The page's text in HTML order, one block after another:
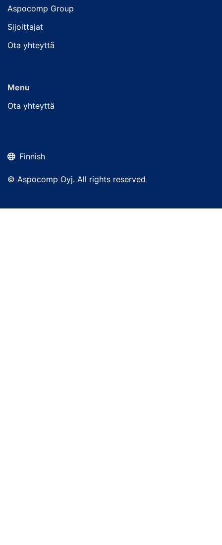
Aspocomp Group
Sijoittajat
Ota yhteyttä
Menu
Ota yhteyttä
© Aspocomp Oyj. All rights reserved
Finnish